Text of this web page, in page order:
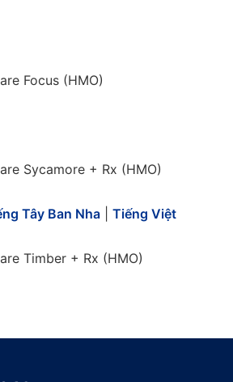
Focus (HMO)
Sycamore + Rx (HMO)
Tây Ban Nha Tiếng Việt
Timber + Rx (HMO)